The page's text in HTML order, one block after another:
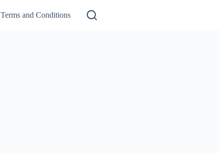
Terms and Conditions